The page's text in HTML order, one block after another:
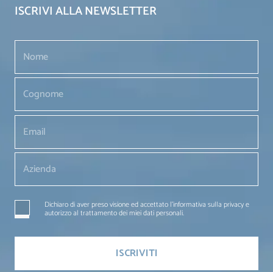
ISCRIVI ALLA NEWSLETTER
Dichiaro di aver preso visione ed accettato l'informativa sulla privacy e
autorizzo al trattamento dei miei dati personali.